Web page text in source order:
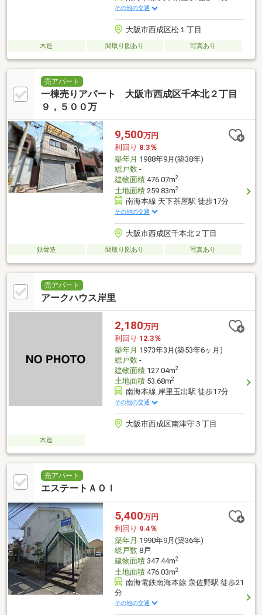
その他の交通
大阪市西成区松１丁目
木造 間取り図あり 写真あり
売アパート
一棟売りアパート 大阪市西成区千本北２丁目
９，５００万
9,500万円
利回り 8.3％
築年月 1988年9月(築38年)
総戸数-
建物面積476.07m2
土地面積259.83m2
南海本線 天下茶屋駅 徒歩17分
その他の交通
大阪市西成区千本北２丁目
鉄骨造 間取り図あり 写真あり
売アパート
アークハウス岸里
2,180万円
利回り 12.3％
築年月 1973年3月(築53年6ヶ月)
総戸数-
建物面積127.04m2
土地面積53.68m2
南海本線 岸里玉出駅 徒歩17分
その他の交通
大阪市西成区南津守３丁目
木造
売アパート
エステートＡＯＩ
5,400万円
利回り 9.4％
築年月 1990年9月(築36年)
総戸数8戸
建物面積347.44m2
土地面積476.03m2
南海電鉄南海本線 泉佐野駅 徒歩21
分
その他の交通